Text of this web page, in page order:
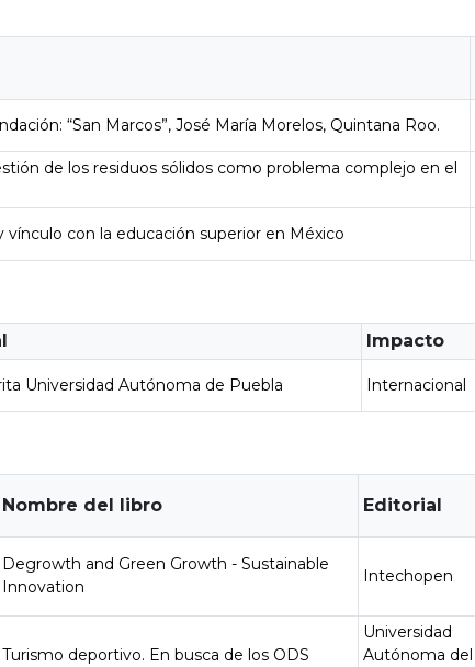
“San Marcos”, José María Morelos, Quintana Roo.
de los residuos sólidos como problema complejo en el
vínculo con la educación superior en México
Impacto
Universidad Autónoma de Puebla Internacional
Nombre del libro Editorial
Degrowth and Green Growth - Sustainable
Innovation
Intechopen
Turismo deportivo. En busca de los ODS
Universidad
Autónoma del